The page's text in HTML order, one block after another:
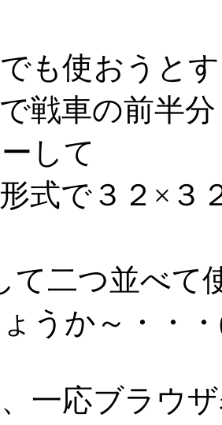
も使おうと
戦車の前半
して
式で３２×３
て二つ並べて
うか～・・
一応ブラウ